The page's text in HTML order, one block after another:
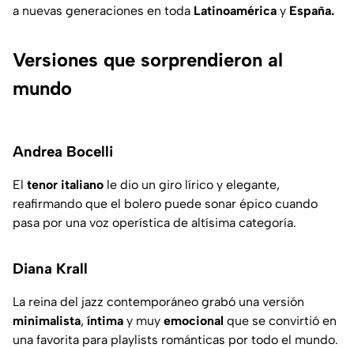
a nuevas generaciones en toda Latinoamérica y España.
Versiones que sorprendieron al
mundo
Andrea Bocelli
El tenor italiano le dio un giro lírico y elegante,
reafirmando que el bolero puede sonar épico cuando
pasa por una voz operística de altísima categoría.
Diana Krall
La reina del jazz contemporáneo grabó una versión
minimalista, íntima y muy emocional que se convirtió en
una favorita para playlists románticas por todo el mundo.